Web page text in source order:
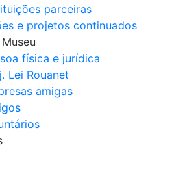
parceiras
e projetos continuados
física e jurídica
Lei Rouanet
amigas